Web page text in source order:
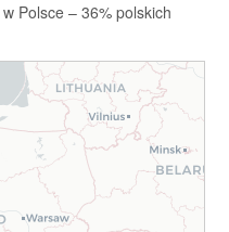
Polsce – 36% polskich